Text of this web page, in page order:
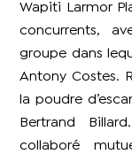
Wapiti Larmor
concurrents,
groupe dans
Antony Costes.
la poudre
Bertrand
collaboré